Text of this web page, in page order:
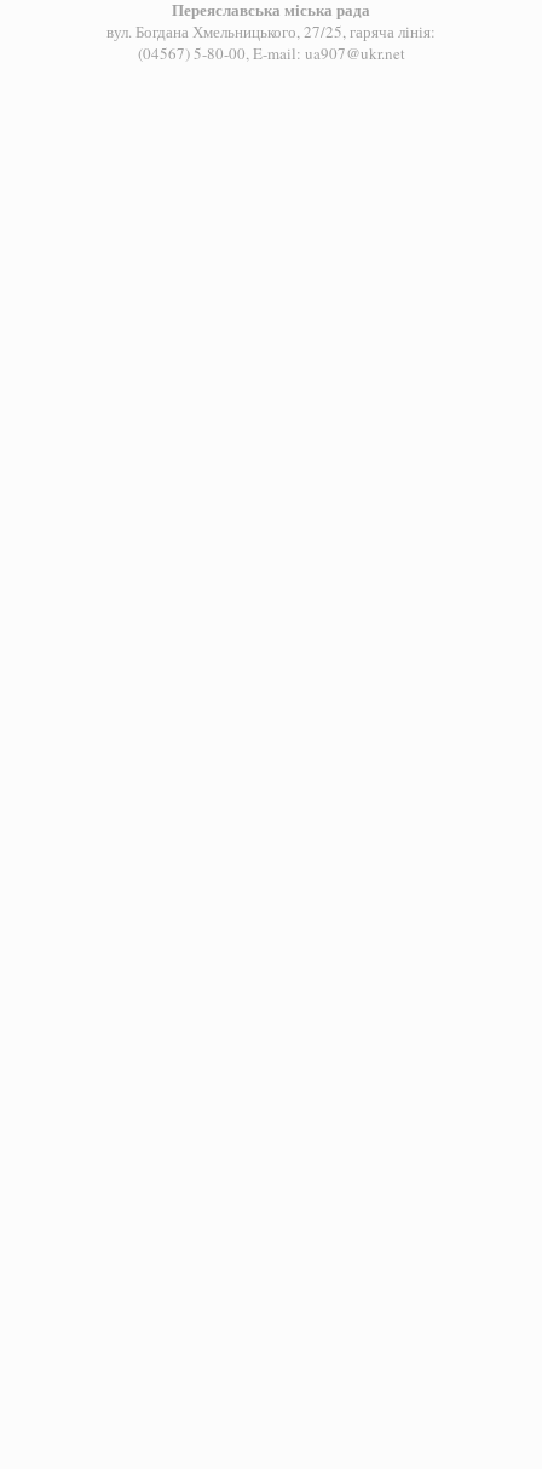
Переяславська міська рада
вул. Богдана Хмельницького, 27/25, гаряча лінія:
(04567) 5-80-00, E-mail: ua907@ukr.net